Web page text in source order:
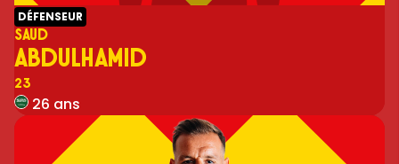
DÉFENSEUR
SAUD
ABDULHAMID
Numéro
23
26 ans